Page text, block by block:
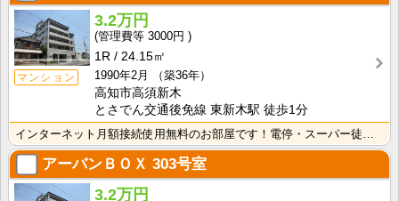
マンション
3.2万円
3000円
1R
24.15㎡
1990年2月
（築36年）
高知市高須新木
とさでん交通後免線 東新木駅 徒歩1分
アーバンＢＯＸ 303号室
3.2万円